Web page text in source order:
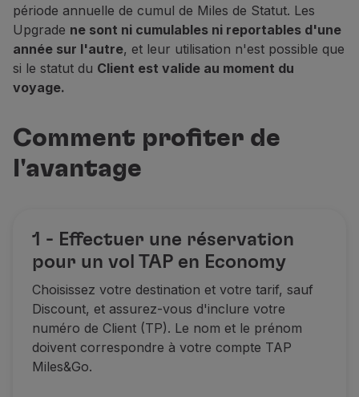
Gérer de réservation
Gestion des Réserves
Extras et Upgrades
Facture en ligne
Bons TAP
Location de voiture
Assurance Voyage
Hébergement
Enregistrement
Programme TAP Miles&Go
Découvrez le Programme
Utiliser des miles
Partenaires
Club TAP Miles&Go
Promotions et Offres
Centre d'aide
période annuelle de cumul de Miles de Statut. Les
Upgrade ne sont ni cumulables ni reportables d'une
année sur l'autre, et leur utilisation n'est possible que
si le statut du Client est valide au moment du
voyage.
Comment profiter de
l'avantage
1 - Effectuer une réservation
pour un vol TAP en Economy
Choisissez votre destination et votre tarif, sauf
Discount, et assurez-vous d'inclure votre
numéro de Client (TP). Le nom et le prénom
doivent correspondre à votre compte TAP
Miles&Go.